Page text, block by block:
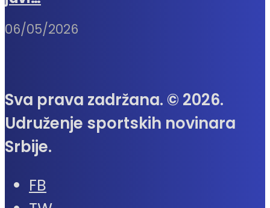
06/05/2026
Sva prava zadržana. © 2026.
Udruženje sportskih novinara
Srbije.
FB